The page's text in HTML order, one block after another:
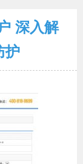
深入解
护